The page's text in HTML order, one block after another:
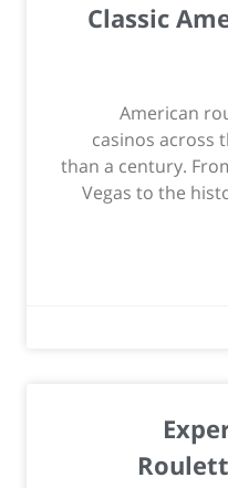
Classic
American
casinos across
than a century.
Vegas to the